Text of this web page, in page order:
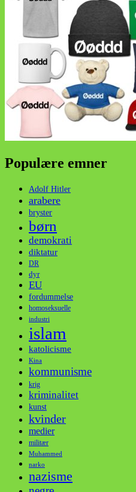
Populære emner
Adolf Hitler
arabere
bryster
børn
demokrati
diktatur
DR
dyr
EU
fordummelse
homoseksuelle
industri
islam
katolicisme
Kina
kommunisme
krig
kriminalitet
kunst
kvinder
medier
militær
Muhammed
narko
nazisme